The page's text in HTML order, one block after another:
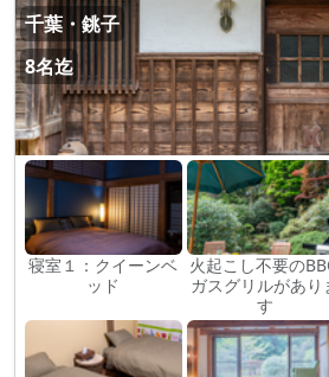
千葉・銚子
8名迄
寝室１：クイーンベ
ッド
火起こし不要の
ガスグリルがあり
す